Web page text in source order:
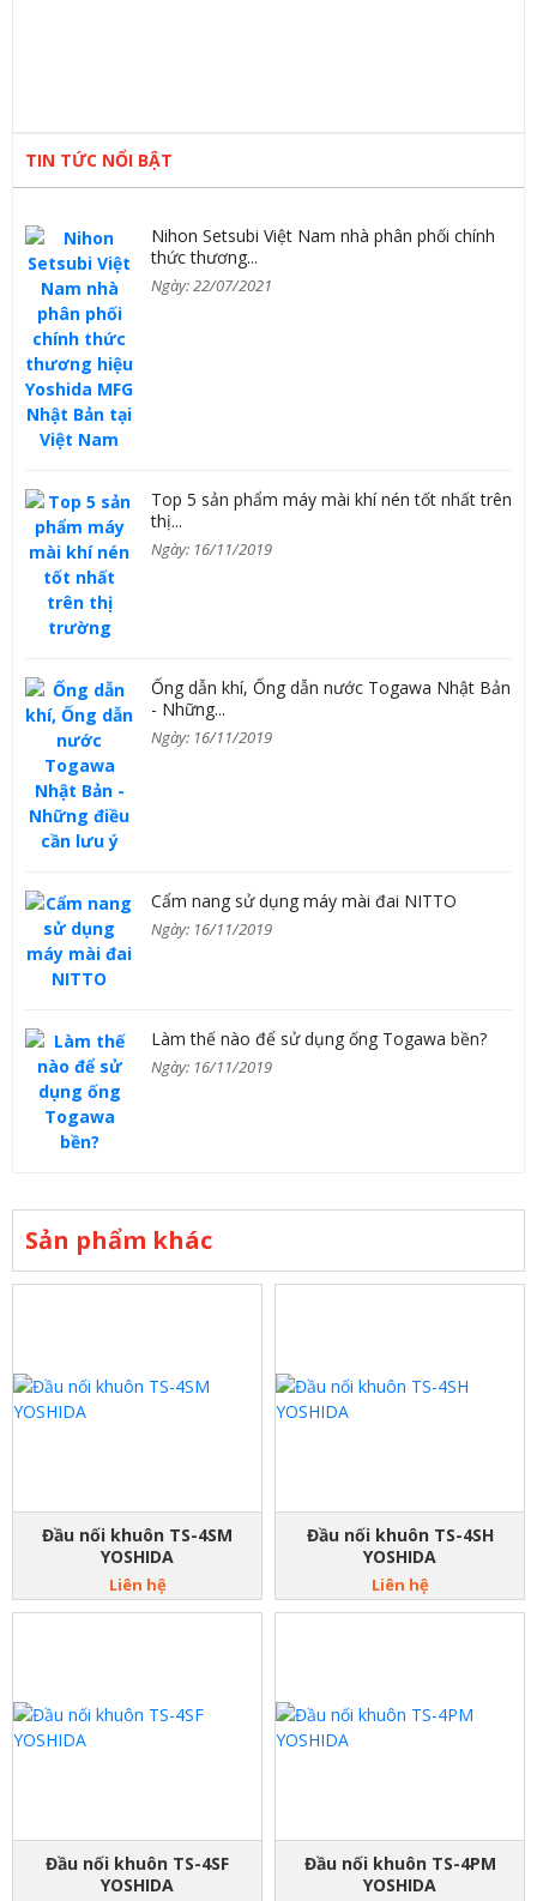
TIN TỨC NỔI BẬT
Nihon Setsubi Việt Nam nhà phân phối chính
thức thương...
Ngày: 22/07/2021
Top 5 sản phẩm máy mài khí nén tốt nhất trên
thị...
Ngày: 16/11/2019
Ống dẫn khí, Ống dẫn nước Togawa Nhật Bản
- Những...
Ngày: 16/11/2019
Cẩm nang sử dụng máy mài đai NITTO
Ngày: 16/11/2019
Làm thế nào để sử dụng ống Togawa bền?
Ngày: 16/11/2019
Sản phẩm khác
Đầu nối khuôn TS-4SM
YOSHIDA
Liên hệ
Đầu nối khuôn TS-4SH
YOSHIDA
Liên hệ
Đầu nối khuôn TS-4SF
YOSHIDA
Đầu nối khuôn TS-4PM
YOSHIDA